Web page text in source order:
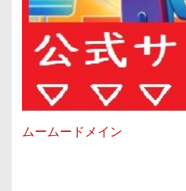
ムームードメイン